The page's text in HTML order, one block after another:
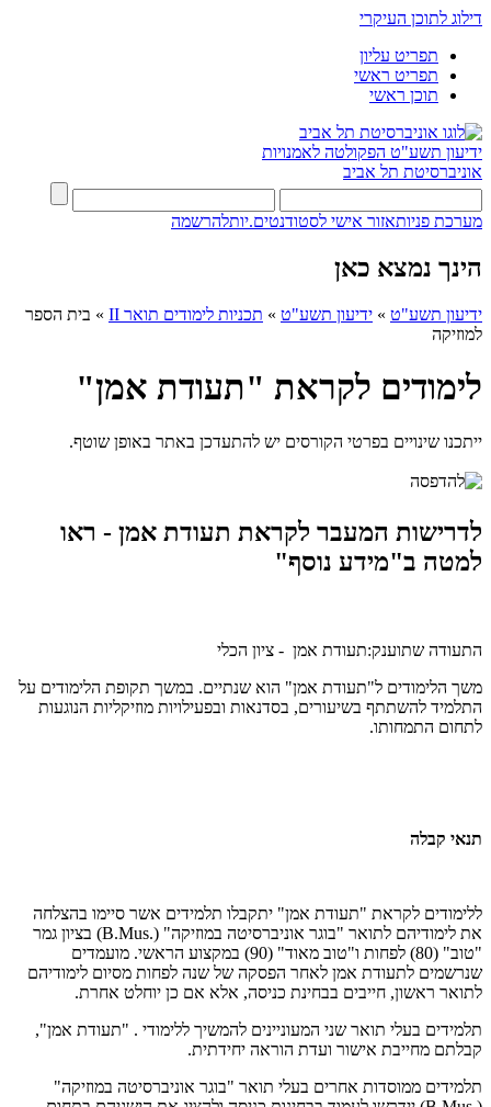
דילוג לתוכן העיקרי
תפריט עליון
תפריט ראשי
תוכן ראשי
ידיעון תשע"ט הפקולטה לאמנויות
אוניברסיטת תל אביב
מערכת פניותאזור אישי לסטודנטים.יותלהרשמה
הינך נמצא כאן
ידיעון תשע"ט » ידיעון תשע"ט » תכניות לימודים תואר II » בית הספר
למוזיקה
לימודים לקראת "תעודת אמן"
ייתכנו שינויים בפרטי הקורסים יש להתעדכן באתר באופן שוטף.
לדרישות המעבר לקראת תעודת אמן - ראו
למטה ב"מידע נוסף"
התעודה שתוענק:תעודת אמן - ציון הכלי
משך הלימודים ל"תעודת אמן" הוא שנתיים. במשך תקופת הלימודים על
התלמיד להשתתף בשיעורים, בסדנאות ובפעילויות מוזיקליות הנוגעות
לתחום התמחותו.
תנאי קבלה
ללימודים לקראת "תעודת אמן" יתקבלו תלמידים אשר סיימו בהצלחה
את לימודיהם לתואר "בוגר אוניברסיטה במוזיקה" (.B.Mus) בציון גמר
"טוב" (80) לפחות ו"טוב מאוד" (90) במקצוע הראשי. מועמדים
שנרשמים לתעודת אמן לאחר הפסקה של שנה לפחות מסיום לימודיהם
לתואר ראשון, חייבים בבחינת כניסה, אלא אם כן יוחלט אחרת.
תלמידים בעלי תואר שני המעוניינים להמשיך ללימודי . "תעודת אמן",
קבלתם מחייבת אישור ועדת הוראה יחידתית.
תלמידים ממוסדות אחרים בעלי תואר "בוגר אוניברסיטה במוזיקה"